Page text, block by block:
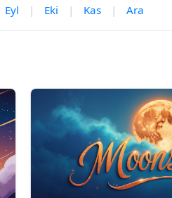
Eyl | Eki | Kas | Ara